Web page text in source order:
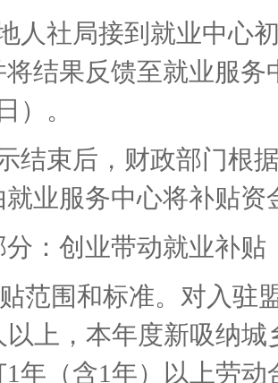
社局接到就业中心初
结果反馈至就业服
）。
束后，财政部门根据
业服务中心将补贴
创业带动就业补贴
围和标准。对入驻盟
以上，本年度新吸纳
1年（含1年）以上劳